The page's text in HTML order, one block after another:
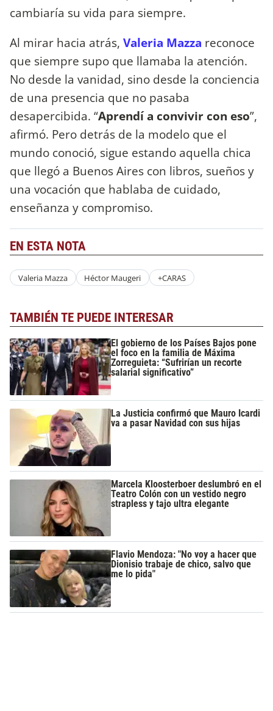
cambiaría su vida para siempre.
Al mirar hacia atrás, Valeria Mazza reconoce
que siempre supo que llamaba la atención.
No desde la vanidad, sino desde la conciencia
de una presencia que no pasaba
desapercibida. “Aprendí a convivir con eso”,
afirmó. Pero detrás de la modelo que el
mundo conoció, sigue estando aquella chica
que llegó a Buenos Aires con libros, sueños y
una vocación que hablaba de cuidado,
enseñanza y compromiso.
EN ESTA NOTA
Valeria Mazza Héctor Maugeri +CARAS
TAMBIÉN TE PUEDE INTERESAR
El gobierno de los Países Bajos pone
el foco en la familia de Máxima
Zorreguieta: “Sufrirían un recorte
salarial significativo”
La Justicia confirmó que Mauro Icardi
va a pasar Navidad con sus hijas
Marcela Kloosterboer deslumbró en el
Teatro Colón con un vestido negro
strapless y tajo ultra elegante
Flavio Mendoza: "No voy a hacer que
Dionisio trabaje de chico, salvo que
me lo pida"